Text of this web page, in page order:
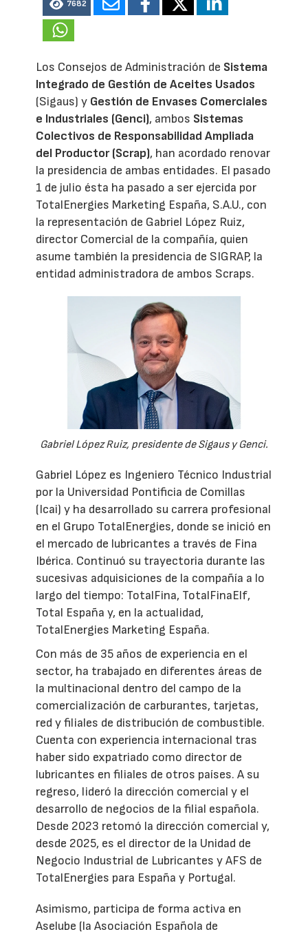
7682
Los Consejos de Administración de Sistema
Integrado de Gestión de Aceites Usados
(Sigaus) y Gestión de Envases Comerciales
e Industriales (Genci), ambos Sistemas
Colectivos de Responsabilidad Ampliada
del Productor (Scrap), han acordado renovar
la presidencia de ambas entidades. El pasado
1 de julio ésta ha pasado a ser ejercida por
TotalEnergies Marketing España, S.A.U., con
la representación de Gabriel López Ruiz,
director Comercial de la compañía, quien
asume también la presidencia de SIGRAP, la
entidad administradora de ambos Scraps.
Gabriel López Ruiz, presidente de Sigaus y Genci.
Gabriel López es Ingeniero Técnico Industrial
por la Universidad Pontificia de Comillas
(Icai) y ha desarrollado su carrera profesional
en el Grupo TotalEnergies, donde se inició en
el mercado de lubricantes a través de Fina
Ibérica. Continuó su trayectoria durante las
sucesivas adquisiciones de la compañía a lo
largo del tiempo: TotalFina, TotalFinaElf,
Total España y, en la actualidad,
TotalEnergies Marketing España.
Con más de 35 años de experiencia en el
sector, ha trabajado en diferentes áreas de
la multinacional dentro del campo de la
comercialización de carburantes, tarjetas,
red y filiales de distribución de combustible.
Cuenta con experiencia internacional tras
haber sido expatriado como director de
lubricantes en filiales de otros países. A su
regreso, lideró la dirección comercial y el
desarrollo de negocios de la filial española.
Desde 2023 retomó la dirección comercial y,
desde 2025, es el director de la Unidad de
Negocio Industrial de Lubricantes y AFS de
TotalEnergies para España y Portugal.
Asimismo, participa de forma activa en
Aselube (la Asociación Española de